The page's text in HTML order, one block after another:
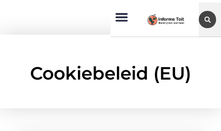
Cookiebeleid (EU)